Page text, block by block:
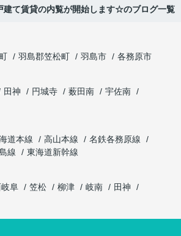
て賃貸の内覧が開始します☆のブログ一覧
羽島郡笠松町 羽島市
各務原市
田神 円城寺 薮田南
宇佐南
道本線 高山本線
名鉄各務原線
線
東海道新幹線
阜 笠松 柳津 岐南
田神